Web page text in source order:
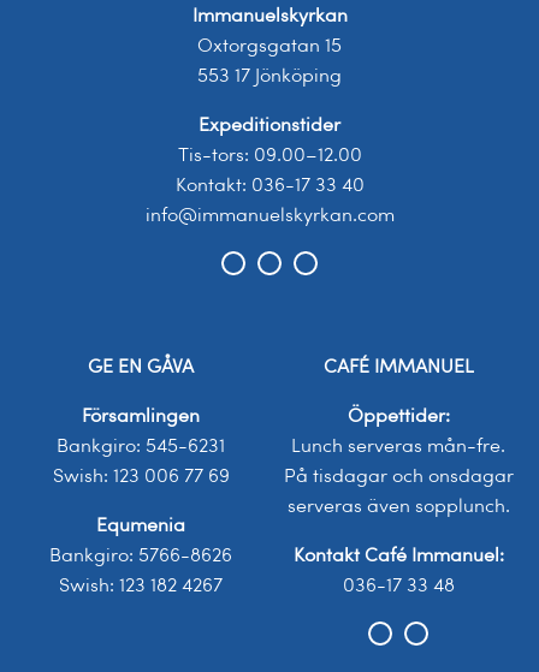
Immanuelskyrkan
Oxtorgsgatan 15
553 17 Jönköping
Expeditionstider
Tis-tors: 09.00–12.00
Kontakt: 036-17 33 40
info@immanuelskyrkan.com
GE EN GÅVA
Församlingen
Bankgiro: 545-6231
Swish: 123 006 77 69
Equmenia
Bankgiro: 5766-8626
Swish: 123 182 4267
CAFÉ IMMANUEL
Öppettider:
Lunch serveras mån-fre.
På tisdagar och onsdagar
serveras även sopplunch.
Kontakt Café Immanuel:
036-17 33 48